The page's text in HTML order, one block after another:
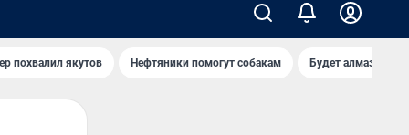
похвалил якутов Нефтяники помогут собакам Будет алмазный